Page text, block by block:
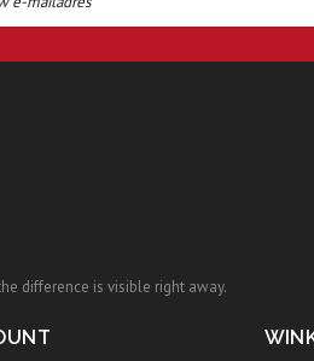
difference is visible right away.